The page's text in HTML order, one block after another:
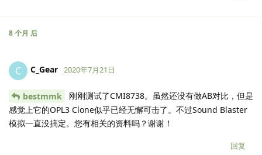
8 个月 后
C C_Gear 2020年7月21日
bestmmk
刚刚测试了CMI8738。虽然还没有做AB对比，但是
感觉上它的OPL3 Clone似乎已经无懈可击了。不过Sound Blaster
模拟一直没搞定。您有相关的资料吗？谢谢！
回复